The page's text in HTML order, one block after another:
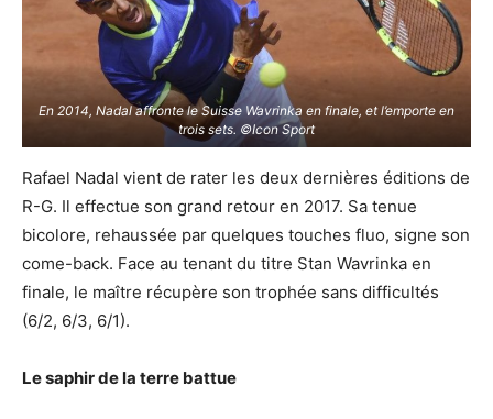
En 2014, Nadal affronte le Suisse Wavrinka en finale, et l’emporte en
trois sets. ©Icon Sport
Rafael Nadal vient de rater les deux dernières éditions de
R-G. Il effectue son grand retour en 2017. Sa tenue
bicolore, rehaussée par quelques touches fluo, signe son
come-back. Face au tenant du titre Stan Wavrinka en
finale, le maître récupère son trophée sans difficultés
(6/2, 6/3, 6/1).
Le saphir de la terre battue